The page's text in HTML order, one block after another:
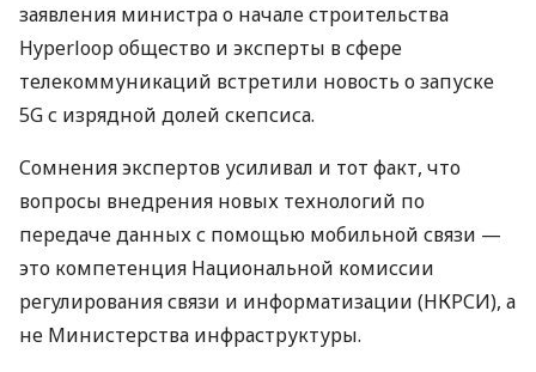
заявления министра о начале строительства
Hyperloop общество и эксперты в сфере
телекоммуникаций встретили новость о запуске
5G с изрядной долей скепсиса.
Сомнения экспертов усиливал и тот факт, что
вопросы внедрения новых технологий по
передаче данных с помощью мобильной связи —
это компетенция Национальной комиссии
регулирования связи и информатизации (НКРСИ), а
не Министерства инфраструктуры.